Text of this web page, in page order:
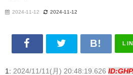
2024-11-12 2024-11-12
1: 2024/11/11(月) 20:48:19.626